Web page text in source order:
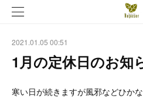
2021.01.05 00:51
1月の定休日のお知
寒い日が続きますが風邪などひか